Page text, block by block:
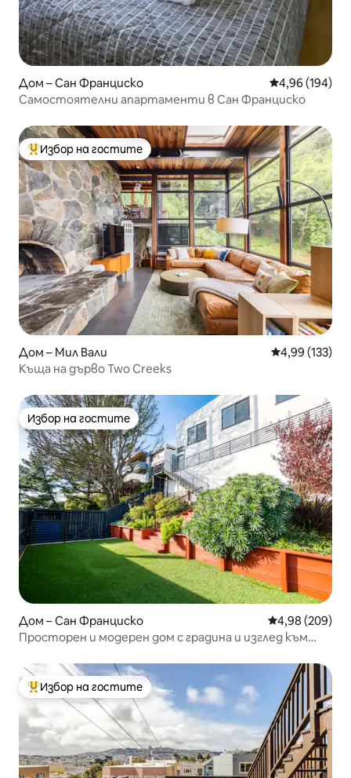
Дом – Сан Франциско Средна
4,96 (194)
Самостоятелни апартаменти в Сан Франциско
Най-популярен избор на гостите
Избор на гостите
Дом – Мил Вали Средна
4,99 (133)
Къща на дърво Two Creeks
Избор на гостите
Избор на гостите
Дом – Сан Франциско Средна
4,98 (209)
Просторен и модерен дом с градина и изглед към
Най-популярен избор на гостите
Избор на гостите